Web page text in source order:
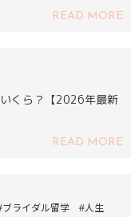
READ MORE
くら？【2026年最新
READ MORE
ブライダル留学 #人生